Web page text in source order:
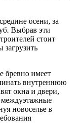
осени, за
Выбрав эти
стоит
бревно имеет
внутреннюю
окна и двери,
междуэтажные
новоселье в